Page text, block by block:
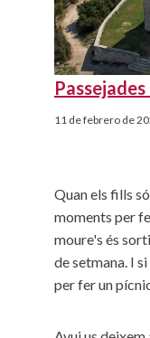
11 de febrero de
Quan els fills
moments per
moure's és
de setmana. I
per fer un